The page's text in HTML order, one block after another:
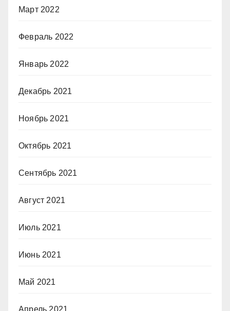
Март 2022
Февраль 2022
Январь 2022
Декабрь 2021
Ноябрь 2021
Октябрь 2021
Сентябрь 2021
Август 2021
Июль 2021
Июнь 2021
Май 2021
Апрель 2021